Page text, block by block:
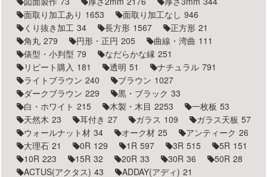
面取り加工あり 1653 面取り加工なし 946
くり抜き加工 34 長方形 1567 正方形 21
角丸 279 円形・正円 205 曲線・湾曲 111
俵型・小判型 79 なだらかな縁 251
リピート購入 181 透明 51 ナチュラル 791
ライトブラウン 240 ブラウン 1027
ダークブラウン 229 黒・ブラック 33
白・ホワイト 215 木製・木目 2253 一枚板 53
天然木 23 耳付き 27 ガラス 109 ガラス天板 57
ウォールナット材 34 オーク材 25 アンティーク 26
大理石 21 0R 129 1R 597 3R 515 5R 151
10R 223 15R 32 20R 33 30R 36 50R 28
ACTUS(アクタス) 43 ADDAY(アディ) 21